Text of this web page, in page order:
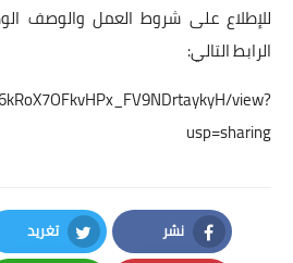
للإطلاع على شروط العمل والوصف
الرابط التالي:
view?
usp=sharing
نشر تغريد